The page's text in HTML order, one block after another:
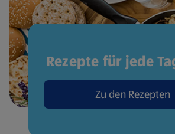
Rezepte für jede
Zu den Rezepten